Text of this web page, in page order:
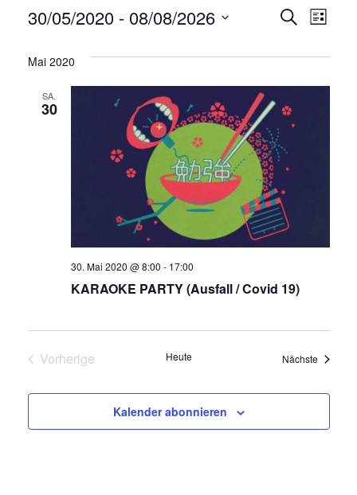
Suche
und
Suche
Liste
30/05/2020 - 08/08/2026
Mai 2020
SA.
30
30. Mai 2020 @ 8:00 - 17:00
KARAOKE PARTY (Ausfall / Covid 19)
Vorherige
Heute Nächste
Kalender abonnieren